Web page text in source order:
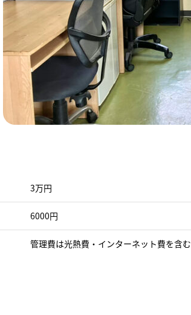
3万円
6000円
管理費は光熱費・インターネット費を含む